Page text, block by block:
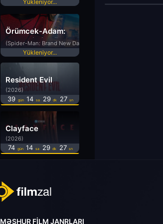
Yükleniyor...
Örümcek-Adam:
Yepyeni Bir Gün
(Spider-Man: Brand New Day)
Yükleniyor...
Resident Evil
(2026)
39 gün 14 sa 29 dk 26 sn
Clayface
(2026)
74 gün 14 sa 29 dk 26 sn
MƏŞHUR FILM JANRLARI